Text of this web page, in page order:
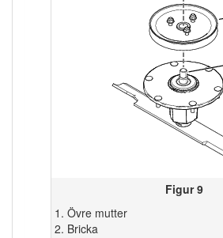
Figur 9
Övre mutter
Bricka